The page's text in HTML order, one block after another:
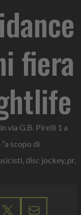
fiera
via G.B. Pirelli 1 a
scopo di
disc jockey, pr,